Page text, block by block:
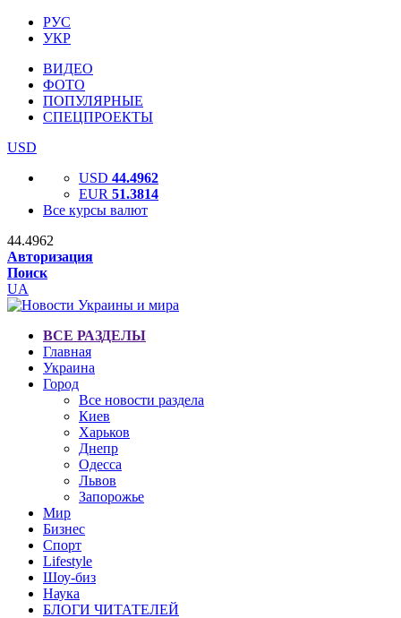
РУС
УКР
ВИДЕО
ФОТО
ПОПУЛЯРНЫЕ
СПЕЦПРОЕКТЫ
USD
USD 44.4962
EUR 51.3814
Все курсы валют
44.4962
Авторизация
Поиск
UA
ВСЕ РАЗДЕЛЫ
Главная
Украина
Город
Все новости раздела
Киев
Харьков
Днепр
Одесса
Львов
Запорожье
Мир
Бизнес
Спорт
Lifestyle
Шоу-биз
Наука
БЛОГИ ЧИТАТЕЛЕЙ